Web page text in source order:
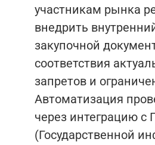
участникам рынка
внедрить
закупочной
соответствия
запретов и
Автоматизация
через интеграцию с
(Государственной